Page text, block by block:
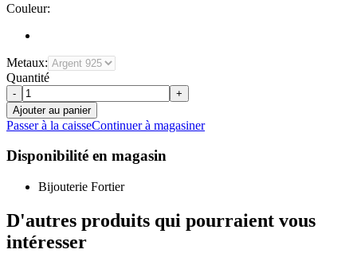
Couleur:
Metaux:
Quantité
-
+
Ajouter au panier
Passer à la caisseContinuer à magasiner
Disponibilité en magasin
Bijouterie Fortier
D'autres produits qui pourraient vous
intéresser